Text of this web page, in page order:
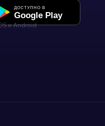
ДОСТУПНО В
Google Play
и Android